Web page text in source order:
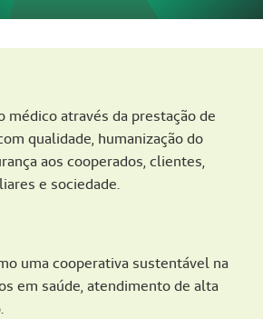
médico através da prestação de
qualidade, humanização do
aos cooperados, clientes,
e sociedade.
uma cooperativa sustentável na
em saúde, atendimento de alta